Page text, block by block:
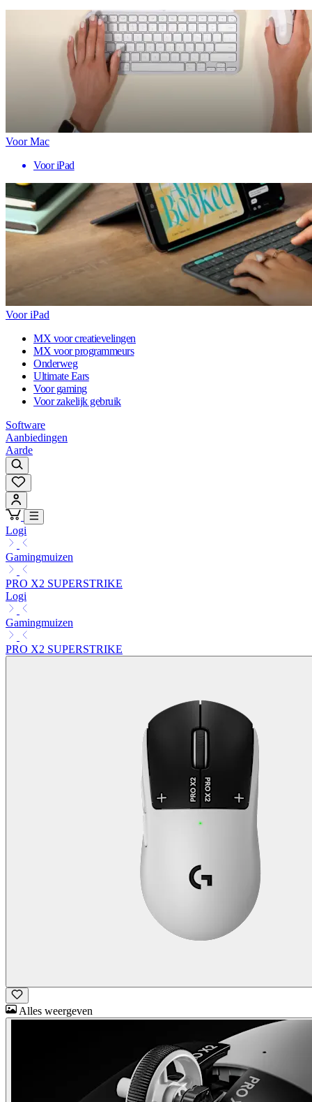
Voor Mac
Voor iPad
Voor iPad
MX voor creatievelingen
MX voor programmeurs
Onderweg
Ultimate Ears
Voor gaming
Voor zakelijk gebruik
Software
Aanbiedingen
Aarde
Logi
Gamingmuizen
PRO X2 SUPERSTRIKE
Logi
Gamingmuizen
PRO X2 SUPERSTRIKE
Alles weergeven